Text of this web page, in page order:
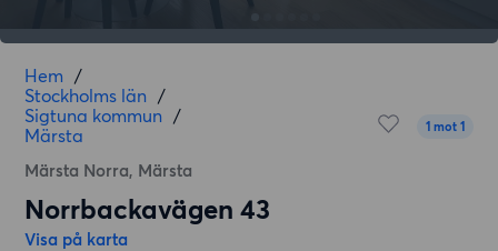
Hem /
Stockholms län /
Sigtuna kommun /
Märsta
Märsta Norra, Märsta
1 mot 1
Norrbackavägen 43
Visa på karta